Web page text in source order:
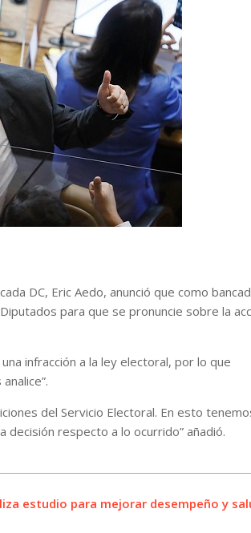
DC, Eric Aedo, anunció que como
para que se pronuncie sobre la
infracción a la ley electoral, por lo que
del Servicio Electoral. En esto
respecto a lo ocurrido” añadió.
estudio para mejorar desempeño y